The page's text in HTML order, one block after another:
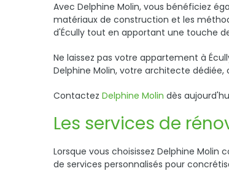
Avec Delphine Molin, vous bénéficiez
matériaux de construction et les
d'Écully tout en apportant une touche
Ne laissez pas votre appartement à
Delphine Molin, votre architecte
Contactez Delphine Molin dès
Les services de
Lorsque vous choisissez Delphine
de services personnalisés pour